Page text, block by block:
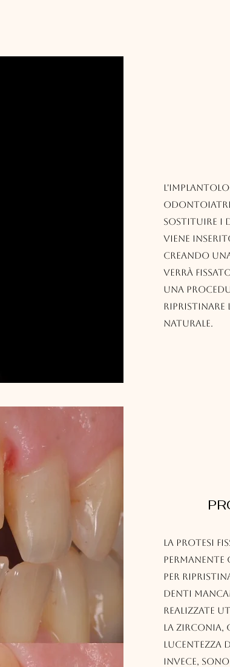
sostituire i
viene
creando
verrà
una
ripristinare
naturale.
La protesi
per
denti
realizzate
la zirconia,
lucentezza
invece,